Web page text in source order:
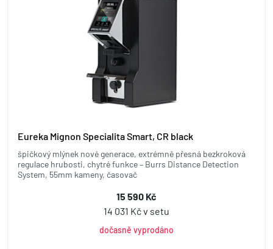
Eureka Mignon Specialita Smart, CR black
špičkový mlýnek nové generace, extrémně přesná bezkroková
regulace hrubosti, chytré funkce – Burrs Distance Detection
System, 55mm kameny, časovač
15 590 Kč
14 031 Kč v setu
dočasně vyprodáno